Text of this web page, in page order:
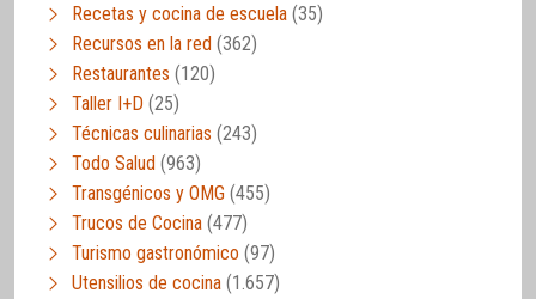
Recetas y cocina de escuela (35)
Recursos en la red (362)
Restaurantes (120)
Taller I+D (25)
Técnicas culinarias (243)
Todo Salud (963)
Transgénicos y OMG (455)
Trucos de Cocina (477)
Turismo gastronómico (97)
Utensilios de cocina (1.657)